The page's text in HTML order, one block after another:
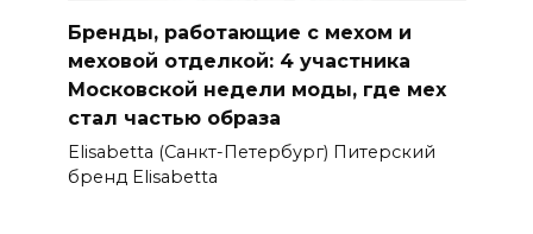
Бренды, работающие с мехом и
меховой отделкой: 4 участника
Московской недели моды, где мех
стал частью образа
Elisabetta (Санкт-Петербург) Питерский
бренд Elisabetta